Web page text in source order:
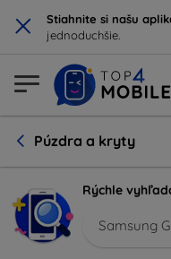
× Stiahnite si našu
jednoduchšie.
Púzdra a kryty
Rýchle
Samsung